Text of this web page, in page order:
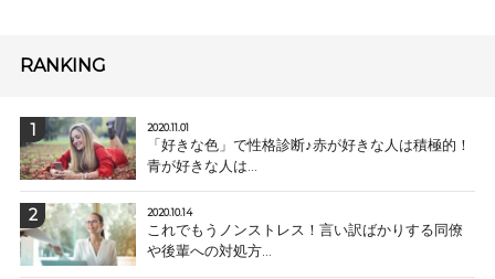
RANKING
2020.11.01
「好きな色」で性格診断♪赤が好きな人は積極的！
青が好きな人は...
2020.10.14
これでもうノンストレス！言い訳ばかりする同僚
や後輩への対処方...